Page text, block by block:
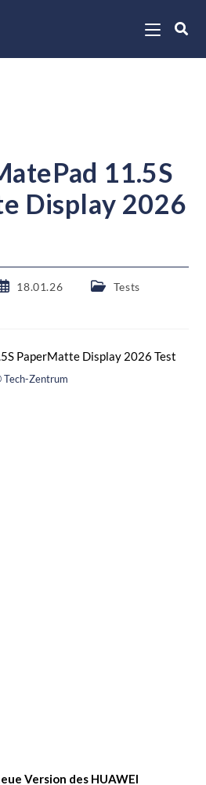
11.5S
Display 2026
18.01.26
Tests
Tech-Zentrum
Version des HUAWEI